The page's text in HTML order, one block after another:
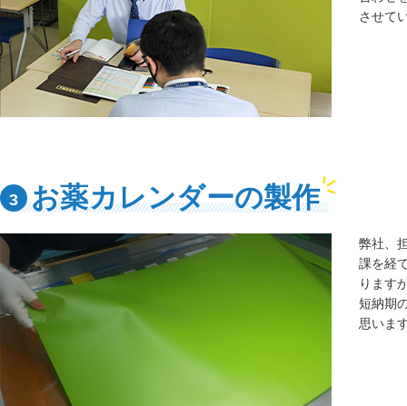
させて
3 お薬カレンダーの製作
弊社、
課を経
ります
短納期
思いま